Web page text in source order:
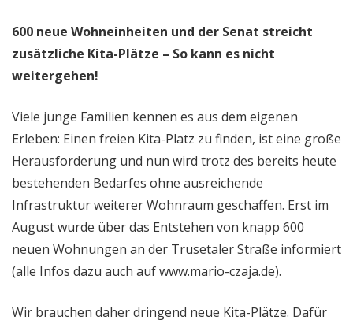
600 neue Wohneinheiten und der Senat streicht
zusätzliche Kita-Plätze – So kann es nicht
weitergehen!
Viele junge Familien kennen es aus dem eigenen
Erleben: Einen freien Kita-Platz zu finden, ist eine große
Herausforderung und nun wird trotz des bereits heute
bestehenden Bedarfes ohne ausreichende
Infrastruktur weiterer Wohnraum geschaffen. Erst im
August wurde über das Entstehen von knapp 600
neuen Wohnungen an der Trusetaler Straße informiert
(alle Infos dazu auch auf www.mario-czaja.de).
Wir brauchen daher dringend neue Kita-Plätze. Dafür